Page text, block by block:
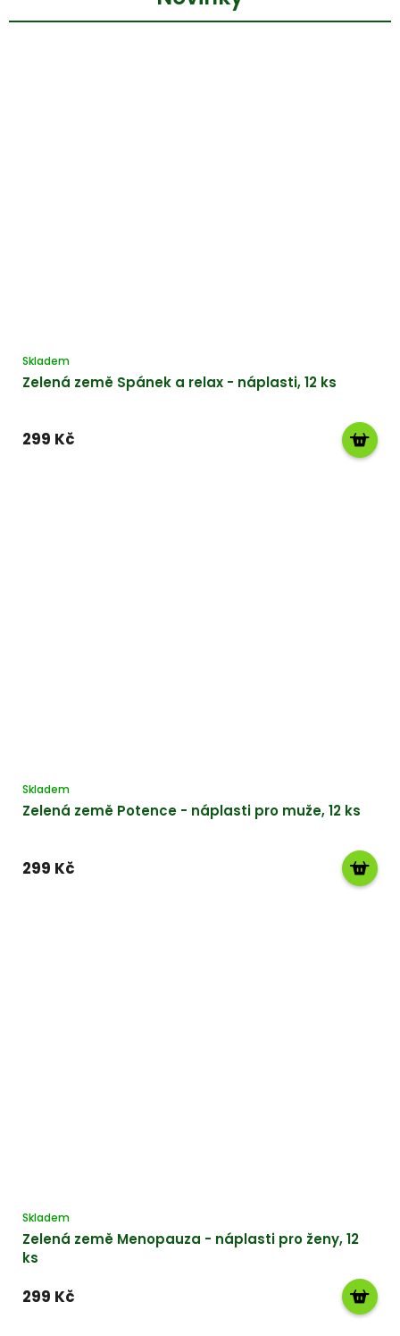
Zelená země Spánek a relax - náplasti, 12 ks
Skladem
299 Kč
Zelená země Potence - náplasti pro muže, 12 ks
Skladem
299 Kč
Zelená země Menopauza - náplasti pro ženy, 12
ks
Skladem
299 Kč